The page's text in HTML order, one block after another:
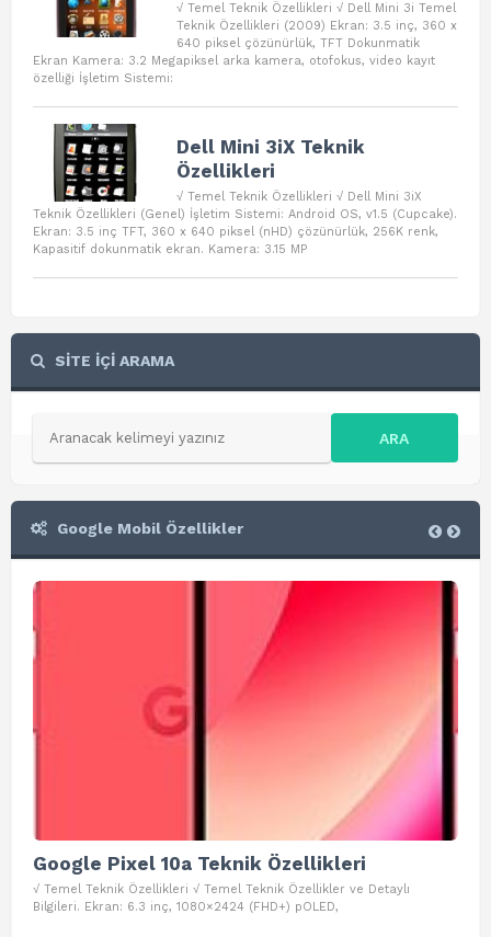
√ Temel Teknik Özellikleri √ Dell Mini 3i Temel
Teknik Özellikleri (2009) Ekran: 3.5 inç, 360 x
640 piksel çözünürlük, TFT Dokunmatik
Ekran Kamera: 3.2 Megapiksel arka kamera, otofokus, video kayıt
özelliği İşletim Sistemi:
Dell Mini 3iX Teknik
Özellikleri
√ Temel Teknik Özellikleri √ Dell Mini 3iX
Teknik Özellikleri (Genel) İşletim Sistemi: Android OS, v1.5 (Cupcake).
Ekran: 3.5 inç TFT, 360 x 640 piksel (nHD) çözünürlük, 256K renk,
Kapasitif dokunmatik ekran. Kamera: 3.15 MP
SİTE İÇİ ARAMA
ARA
Google Mobil Özellikler
Google Pixel 10a Teknik Özellikleri
√ Temel Teknik Özellikleri √ Temel Teknik Özellikler ve Detaylı
Bilgileri. Ekran: 6.3 inç, 1080×2424 (FHD+) pOLED,